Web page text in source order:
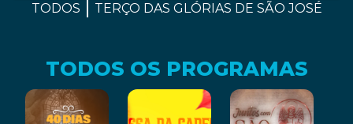
TODOS
TERÇO DAS GLÓRIAS DE SÃO JOSÉ
TODOS OS PROGRAMAS